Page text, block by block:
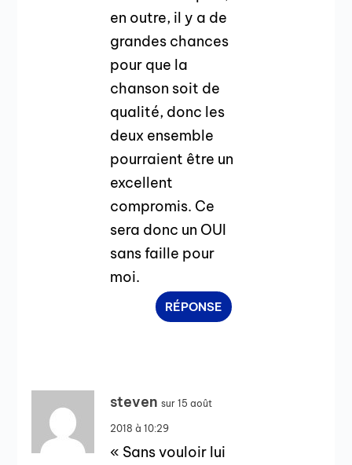
en outre, il y a de
grandes chances
pour que la
chanson soit de
qualité, donc les
deux ensemble
pourraient être un
excellent
compromis. Ce
sera donc un OUI
sans faille pour
moi.
RÉPONSE
steven sur 15 août
2018 à 10:29
« Sans vouloir lui